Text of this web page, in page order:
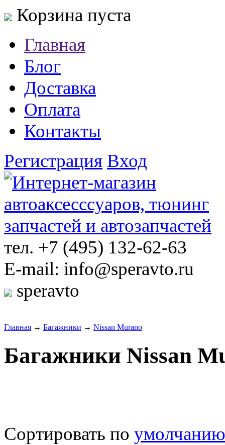
Корзина пуста
Главная
Блог
Доставка
Оплата
Контакты
Регистрация Вход
тел. +7 (495) 132-62-63
E-mail: info@speravto.ru
speravto
Главная → Багажники → Nissan Murano
Багажники Nissan
Сортировать по умолчанию